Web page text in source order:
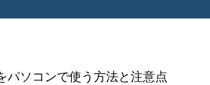
パソコンで使う方法と注意点